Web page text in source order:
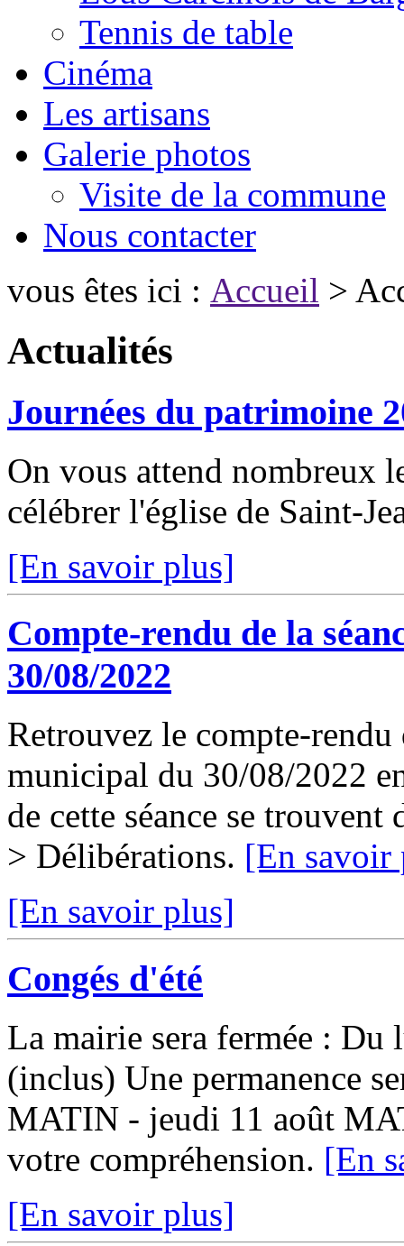
Tennis de table
Cinéma
Les artisans
Galerie photos
Visite de la commune
Nous contacter
vous êtes ici : Accueil >
Actualités
Journées du patrimoine
On vous attend nombreux
célébrer l'église de Saint-
[En savoir plus]
Compte-rendu de la
30/08/2022
Retrouvez le compte-rendu
municipal du 30/08/2022
de cette séance se
> Délibérations. [En savoir
[En savoir plus]
Congés d'été
La mairie sera fermée :
(inclus) Une permanence
MATIN - jeudi 11 août
votre compréhension. [En
[En savoir plus]